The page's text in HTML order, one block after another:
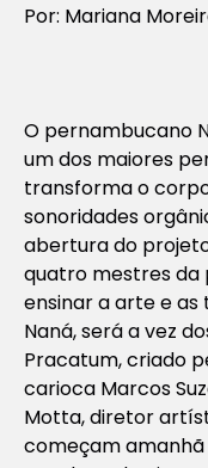
Por: Mariana
O pernambucano
um dos maiores
transforma o
sonoridades
abertura do
quatro mestres da
ensinar a arte e as
Naná, será a vez
Pracatum, criado
carioca Marcos
Motta, diretor
começam amanhã